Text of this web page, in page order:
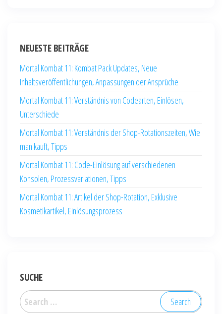
NEUESTE BEITRÄGE
Mortal Kombat 11: Kombat Pack Updates, Neue
Inhaltsveröffentlichungen, Anpassungen der Ansprüche
Mortal Kombat 11: Verständnis von Codearten, Einlösen,
Unterschiede
Mortal Kombat 11: Verständnis der Shop-Rotationszeiten, Wie
man kauft, Tipps
Mortal Kombat 11: Code-Einlösung auf verschiedenen
Konsolen, Prozessvariationen, Tipps
Mortal Kombat 11: Artikel der Shop-Rotation, Exklusive
Kosmetikartikel, Einlösungsprozess
SUCHE
Search
for: